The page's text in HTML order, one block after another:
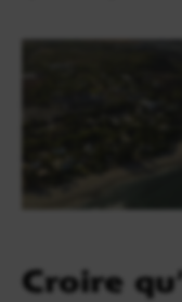
Croire